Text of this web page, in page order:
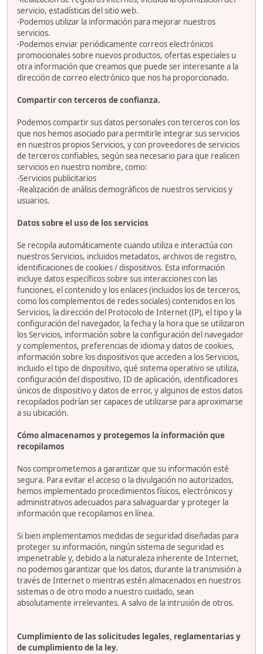
servicio, estadísticas del sitio web.
-Podemos utilizar la información para mejorar nuestros
servicios.
-Podemos enviar periódicamente correos electrónicos
promocionales sobre nuevos productos, ofertas especiales u
otra información que creamos que puede ser interesante a la
dirección de correo electrónico que nos ha proporcionado.
Compartir con terceros de confianza.
Podemos compartir sus datos personales con terceros con los
que nos hemos asociado para permitirle integrar sus servicios
en nuestros propios Servicios, y con proveedores de servicios
de terceros confiables, según sea necesario para que realicen
servicios en nuestro nombre, como:
-Servicios publicitarios
-Realización de análisis demográficos de nuestros servicios y
usuarios.
Datos sobre el uso de los servicios
Se recopila automáticamente cuando utiliza e interactúa con
nuestros Servicios, incluidos metadatos, archivos de registro,
identificaciones de cookies / dispositivos. Esta información
incluye datos específicos sobre sus interacciones con las
funciones, el contenido y los enlaces (incluidos los de terceros,
como los complementos de redes sociales) contenidos en los
Servicios, la dirección del Protocolo de Internet (IP), el tipo y la
configuración del navegador, la fecha y la hora que se utilizaron
los Servicios, información sobre la configuración del navegador
y complementos, preferencias de idioma y datos de cookies,
información sobre los dispositivos que acceden a los Servicios,
incluido el tipo de dispositivo, qué sistema operativo se utiliza,
configuración del dispositivo, ID de aplicación, identificadores
únicos de dispositivo y datos de error, y algunos de estos datos
recopilados podrían ser capaces de utilizarse para aproximarse
a su ubicación.
Cómo almacenamos y protegemos la información que
recopilamos
Nos comprometemos a garantizar que su información esté
segura. Para evitar el acceso o la divulgación no autorizados,
hemos implementado procedimientos físicos, electrónicos y
administrativos adecuados para salvaguardar y proteger la
información que recopilamos en línea.
Si bien implementamos medidas de seguridad diseñadas para
proteger su información, ningún sistema de seguridad es
impenetrable y, debido a la naturaleza inherente de Internet,
no podemos garantizar que los datos, durante la transmisión a
través de Internet o mientras estén almacenados en nuestros
sistemas o de otro modo a nuestro cuidado, sean
absolutamente irrelevantes. A salvo de la intrusión de otros.
Cumplimiento de las solicitudes legales, reglamentarias y
de cumplimiento de la ley.